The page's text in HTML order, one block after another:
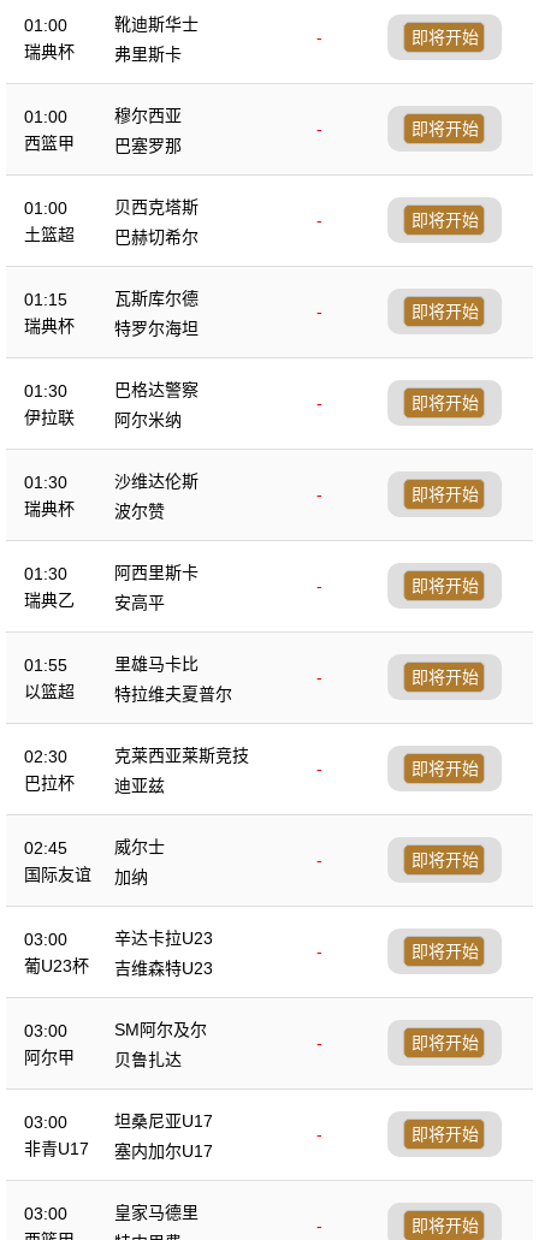
01:00
瑞典杯
靴迪斯华士
-
弗里斯卡
即将开始
01:00
西篮甲
穆尔西亚
-
巴塞罗那
即将开始
01:00
土篮超
贝西克塔斯
-
巴赫切希尔
即将开始
01:15
瑞典杯
瓦斯库尔德
-
特罗尔海坦
即将开始
01:30
伊拉联
巴格达警察
-
阿尔米纳
即将开始
01:30
瑞典杯
沙维达伦斯
-
波尔赞
即将开始
01:30
瑞典乙
阿西里斯卡
-
安高平
即将开始
01:55
以篮超
里雄马卡比
-
特拉维夫夏普尔
即将开始
02:30
巴拉杯
克莱西亚莱斯竞技
-
迪亚兹
即将开始
02:45
国际友谊
威尔士
-
加纳
即将开始
03:00
葡U23杯
辛达卡拉U23
-
吉维森特U23
即将开始
03:00
阿尔甲
SM阿尔及尔
-
贝鲁扎达
即将开始
03:00
非青U17
坦桑尼亚U17
-
塞内加尔U17
即将开始
03:00
皇家马德里
-
即将开始